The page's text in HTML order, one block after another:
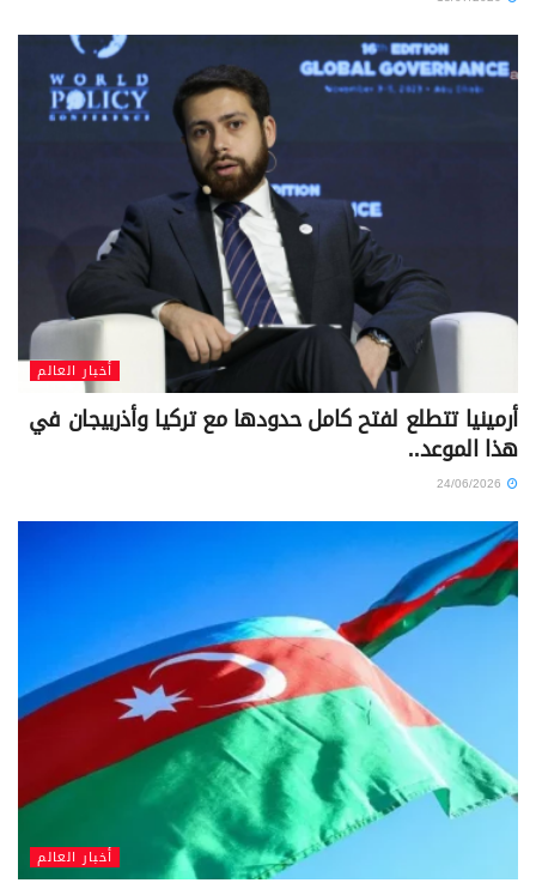
أخبار العالم
أرمينيا تتطلع لفتح كامل حدودها مع تركيا وأذربيجان في
هذا الموعد..
أخبار العالم